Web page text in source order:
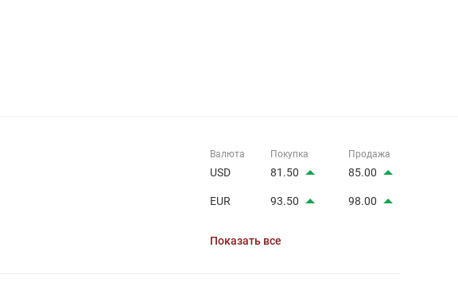
Валюта Покупка Продажа
USD 81.50 85.00
EUR 93.50 98.00
Показать все